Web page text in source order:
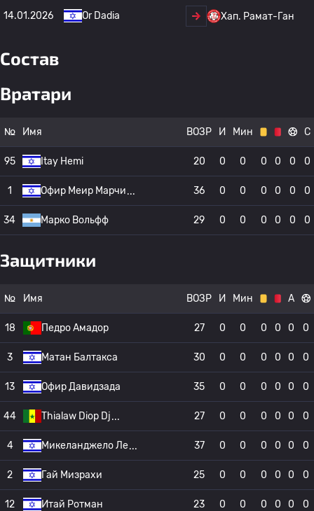
14.01.2026 Or Dadia Хап. Рамат-Ган
Состав
Вратари
№ Имя ВОЗР И Мин С
95 Itay Hemi 20 0 0 0 0 0 0
1 Офир Меир Марчи 36 0 0 0 0 0 0
34 Марко Вольфф 29 0 0 0 0 0 0
Защитники
№ Имя ВОЗР И Мин А
18 Педро Амадор 27 0 0 0 0 0 0
3 Матан Балтакса 30 0 0 0 0 0 0
13 Офир Давидзада 35 0 0 0 0 0 0
44 Thialaw Diop Dj 27 0 0 0 0 0 0
4 Микеланджело Ле 37 0 0 0 0 0 0
2 Гай Мизрахи 25 0 0 0 0 0 0
12 Итай Ротман 23 0 0 0 0 0 0